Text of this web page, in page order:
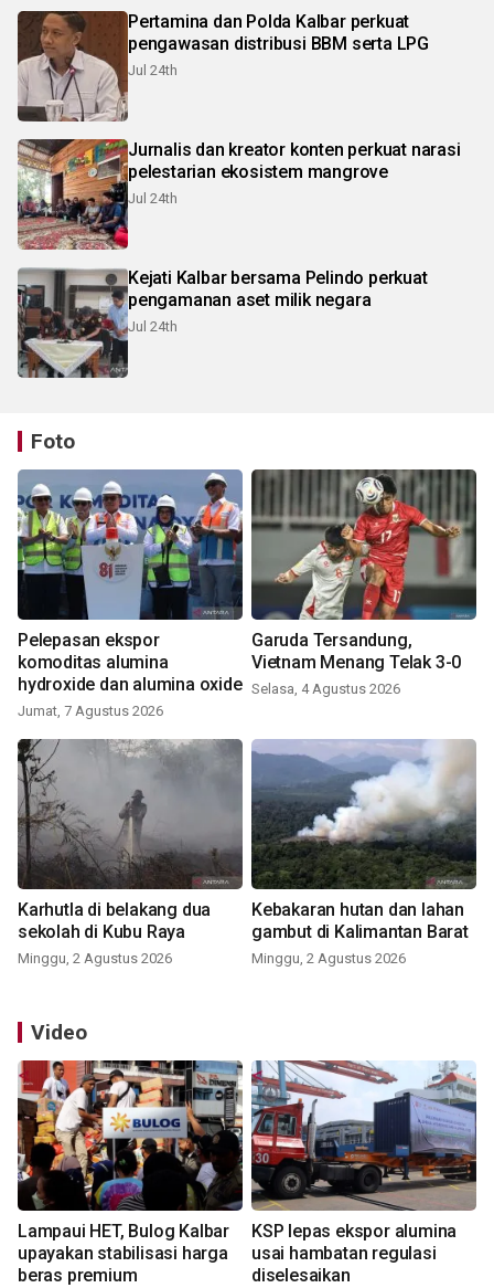
Pertamina dan Polda Kalbar perkuat
pengawasan distribusi BBM serta LPG
Jul 24th
Jurnalis dan kreator konten perkuat narasi
pelestarian ekosistem mangrove
Jul 24th
Kejati Kalbar bersama Pelindo perkuat
pengamanan aset milik negara
Jul 24th
Foto
Pelepasan ekspor
komoditas alumina
hydroxide dan alumina oxide
Jumat, 7 Agustus 2026
Garuda Tersandung,
Vietnam Menang Telak 3-0
Selasa, 4 Agustus 2026
Karhutla di belakang dua
sekolah di Kubu Raya
Minggu, 2 Agustus 2026
Kebakaran hutan dan lahan
gambut di Kalimantan Barat
Minggu, 2 Agustus 2026
Video
Lampaui HET, Bulog Kalbar
upayakan stabilisasi harga
beras premium
KSP lepas ekspor alumina
usai hambatan regulasi
diselesaikan